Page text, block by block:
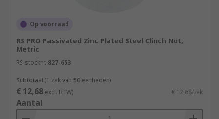
Op voorraad
RS PRO Passivated Zinc Plated Steel Clinch Nut,
Metric
RS-stocknr. 827-653
Subtotaal (1 zak van 50 eenheden)
€ 12,68(excl. BTW) € 12,68/zak
Aantal